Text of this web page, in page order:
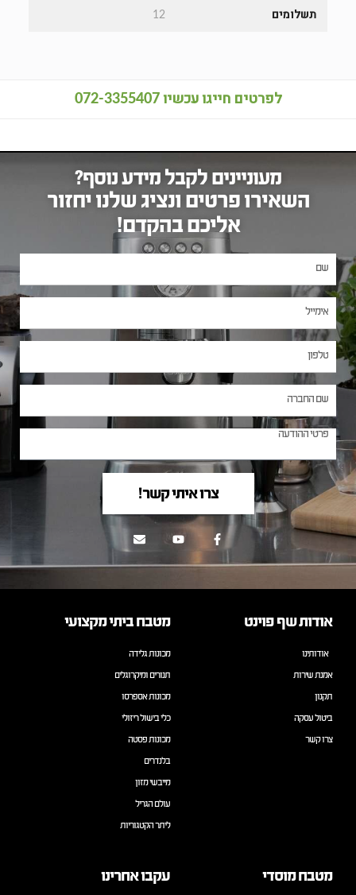
תשלומים 12
לפרטים חייגו עכשיו072-3355407
מעוניינים לקבל מידע נוסף?
השאירו פרטים ונציג שלנו יחזור
אליכם בהקדם!
צרו איתי קשר!
אודות שף פוינט
אודותינו
אמנת שירות
תקנון
ביטול עסקה
צרו קשר
מטבח ביתי מקצועי
מכונות גלידה
תנורים ומיקרוגלים
מכונות אספרסו
כלי בישול ריזולי
מכונות פסטה
בלנדרים
מייבשי מזון
עולם הגריל
ליתר הקטגוריות
מטבח מוסדי עקבו אחרינו